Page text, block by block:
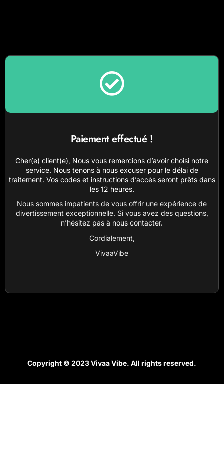
Paiement effectué !
Cher(e) client(e), Nous vous remercions d’avoir choisi notre
service. Nous tenons à nous excuser pour le délai de
traitement. Vos codes et instructions d’accès seront prêts dans
les 12 heures.
Nous sommes impatients de vous offrir une expérience de
divertissement exceptionnelle. Si vous avez des questions,
n’hésitez pas à nous contacter.
Cordialement,
VivaaVibe
Copyright © 2023 Vivaa Vibe. All rights reserved.